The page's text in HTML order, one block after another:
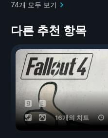
74개 모두 보기
다른 추천 항목
16개의 치트